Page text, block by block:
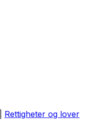
Rettigheter og lover